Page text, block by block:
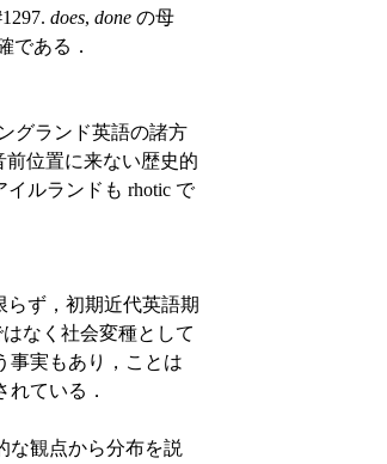
does, done の母
である．
グランド英語の諸方
位置に来ない歴史的
ルランドも rhotic で
らず，初期近代英語期
なく社会変種として
事実もあり，ことは
れている．
観点から分布を説